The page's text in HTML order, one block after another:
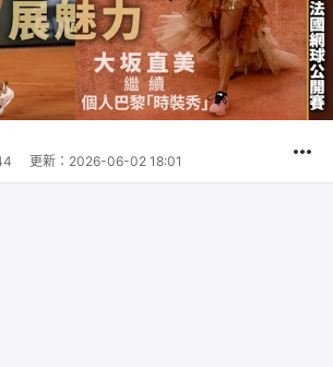
更新： 2026-06-02 18:01